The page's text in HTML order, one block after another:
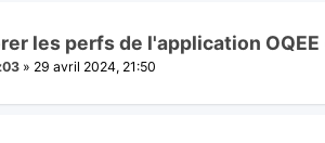
les perfs de l'application
» 29 avril 2024, 21:50